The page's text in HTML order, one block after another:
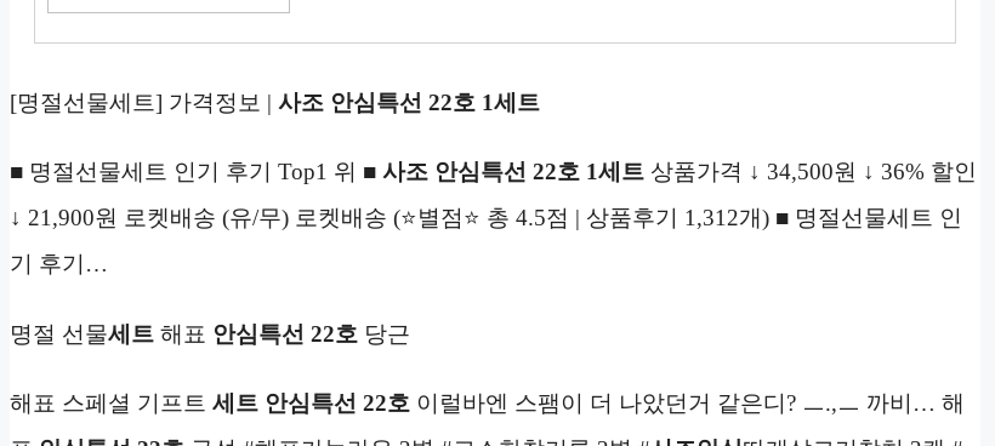
[명절선물세트] 가격정보 | 사조 안심특선 22호 1세트
■ 명절선물세트 인기 후기 Top1 위 ■ 사조 안심특선 22호 1세트 상품가격 ↓ 34,500원 ↓ 36% 할인
↓ 21,900원 로켓배송 (유/무) 로켓배송 (⭐별점⭐ 총 4.5점 | 상품후기 1,312개) ■ 명절선물세트 인
기 후기…
명절 선물세트 해표 안심특선 22호 당근
해표 스페셜 기프트 세트 안심특선 22호 이럴바엔 스팸이 더 나았던거 같은디? ㅡ.,ㅡ 까비… 해